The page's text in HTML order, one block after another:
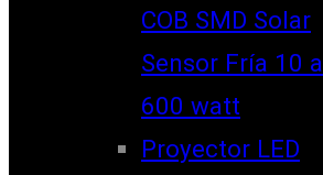
COB SMD Solar
Sensor Fría 10 a
600 watt
Proyector LED